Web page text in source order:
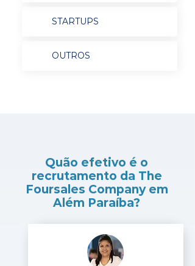
STARTUPS
OUTROS
Quão efetivo é o
recrutamento da The
Foursales Company em
Além Paraíba?